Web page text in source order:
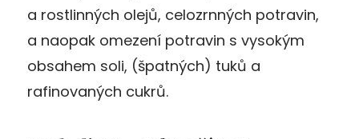
a rostlinných olejů, celozrnných potravin,
a naopak omezení potravin s vysokým
obsahem soli, (špatných) tuků a
rafinovaných cukrů.